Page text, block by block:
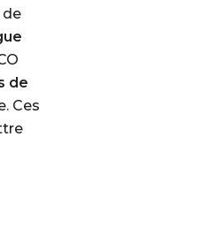
de
de
Ces